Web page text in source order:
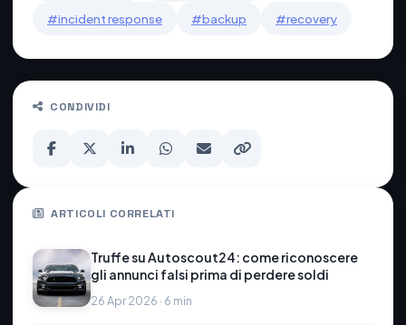
#incident response #backup #recovery
CONDIVIDI
ARTICOLI CORRELATI
Truffe su Autoscout24: come riconoscere
gli annunci falsi prima di perdere soldi
26 Apr 2026 · 6 min